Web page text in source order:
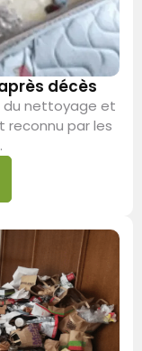
décès
du nettoyage et
reconnu par les